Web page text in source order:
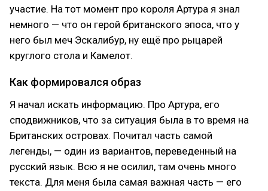
участие. На тот момент про короля Артура я знал
немного — что он герой британского эпоса, что у
него был меч Эскалибур, ну ещё про рыцарей
круглого стола и Камелот.
Как формировался образ
Я начал искать информацию. Про Артура, его
сподвижников, что за ситуация была в то время на
Британских островах. Почитал часть самой
легенды, — один из вариантов, переведенный на
русский язык. Всю я не осилил, там очень много
текста. Для меня была самая важная часть — его